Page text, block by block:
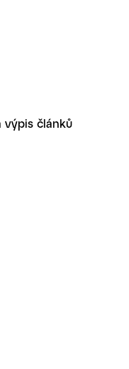
výpis článků